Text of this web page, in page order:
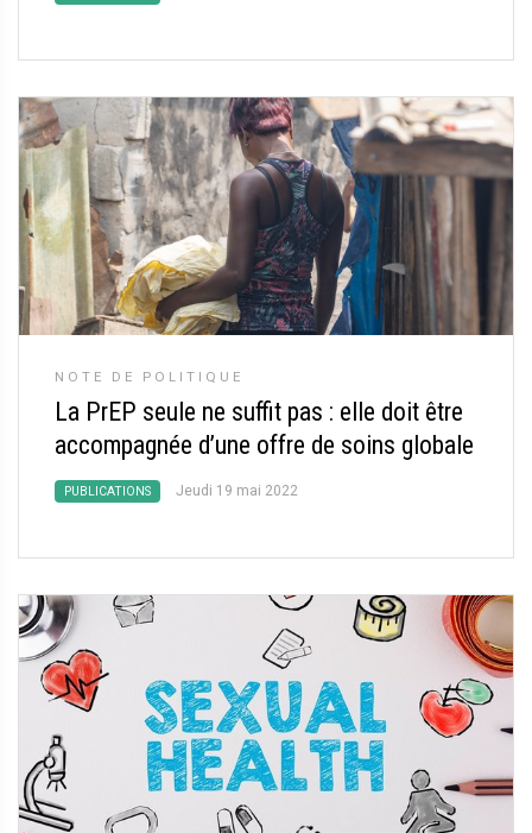
NOTE DE POLITIQUE
La PrEP seule ne suffit pas : elle doit être
accompagnée d’une offre de soins globale
PUBLICATIONS Jeudi 19 mai 2022